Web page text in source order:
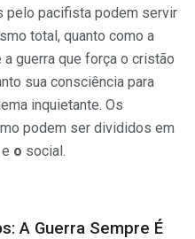
pelo pacifista podem servir
total, quanto como a
guerra que força o cristão
sua consciência para
inquietante. Os
podem ser divididos em
o social.
A Guerra Sempre É